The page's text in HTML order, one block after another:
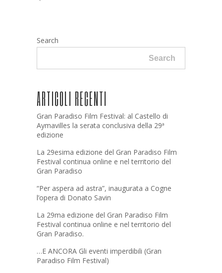
Search
Search
ARTICOLI RECENTI
Gran Paradiso Film Festival: al Castello di
Aymavilles la serata conclusiva della 29ª
edizione
La 29esima edizione del Gran Paradiso Film
Festival continua online e nel territorio del
Gran Paradiso
“Per aspera ad astra”, inaugurata a Cogne
l’opera di Donato Savin
La 29ma edizione del Gran Paradiso Film
Festival continua online e nel territorio del
Gran Paradiso.
…E ANCORA Gli eventi imperdibili (Gran
Paradiso Film Festival)